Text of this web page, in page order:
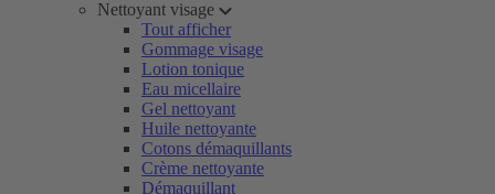
Nettoyant visage
Tout afficher
Gommage visage
Lotion tonique
Eau micellaire
Gel nettoyant
Huile nettoyante
Cotons démaquillants
Crème nettoyante
Démaquillant